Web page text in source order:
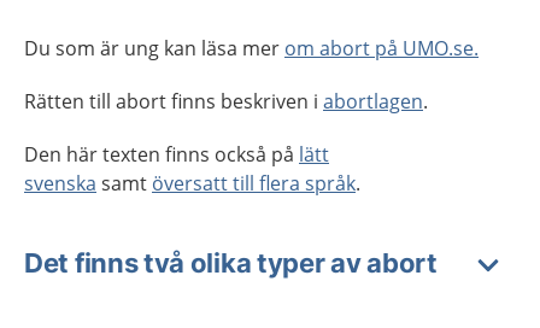
Du som är ung kan läsa mer om abort på UMO.se.
Rätten till abort finns beskriven i abortlagen.
Den här texten finns också på lätt
svenska samt översatt till flera språk.
Det finns två olika typer av abort